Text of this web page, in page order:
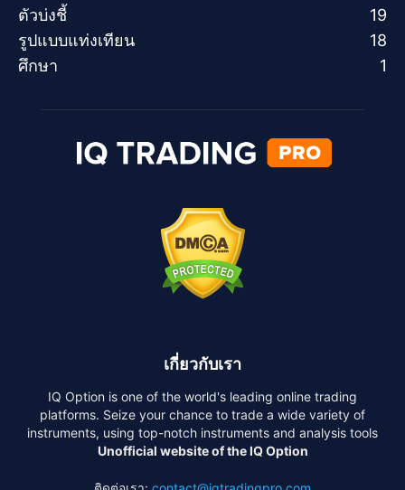
ตัวบ่งชี้
19
รูปแบบแท่งเทียน
18
ศึกษา
1
เกี่ยวกับเรา
IQ Option is one of the world's leading online trading
platforms. Seize your chance to trade a wide variety of
instruments, using top-notch instruments and analysis tools
Unofficial website of the IQ Option